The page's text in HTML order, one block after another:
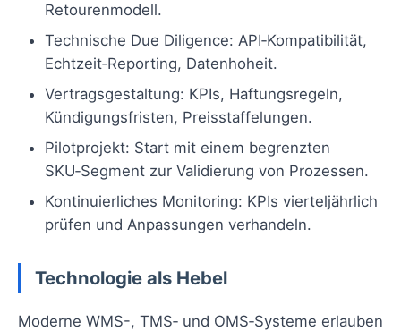
Retourenmodell.
Technische Due Diligence: API‑Kompatibilität,
Echtzeit‑Reporting, Datenhoheit.
Vertragsgestaltung: KPIs, Haftungsregeln,
Kündigungsfristen, Preisstaffelungen.
Pilotprojekt: Start mit einem begrenzten
SKU‑Segment zur Validierung von Prozessen.
Kontinuierliches Monitoring: KPIs vierteljährlich
prüfen und Anpassungen verhandeln.
Technologie als Hebel
Moderne WMS-, TMS‑ und OMS‑Systeme erlauben